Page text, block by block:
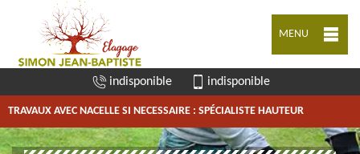
MENU
indisponible indisponible
TRAVAUX AVEC NACELLE SI NECESSAIRE : SPÉCIALISTE HAUTEUR